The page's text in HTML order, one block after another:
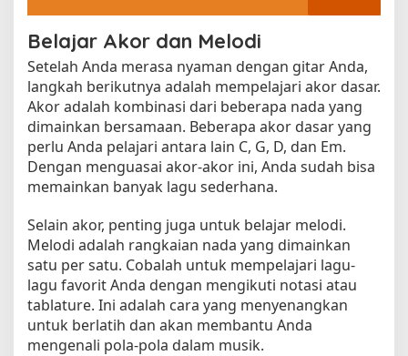
Belajar Akor dan Melodi
Setelah Anda merasa nyaman dengan gitar Anda,
langkah berikutnya adalah mempelajari akor dasar.
Akor adalah kombinasi dari beberapa nada yang
dimainkan bersamaan. Beberapa akor dasar yang
perlu Anda pelajari antara lain C, G, D, dan Em.
Dengan menguasai akor-akor ini, Anda sudah bisa
memainkan banyak lagu sederhana.
Selain akor, penting juga untuk belajar melodi.
Melodi adalah rangkaian nada yang dimainkan
satu per satu. Cobalah untuk mempelajari lagu-
lagu favorit Anda dengan mengikuti notasi atau
tablature. Ini adalah cara yang menyenangkan
untuk berlatih dan akan membantu Anda
mengenali pola-pola dalam musik.